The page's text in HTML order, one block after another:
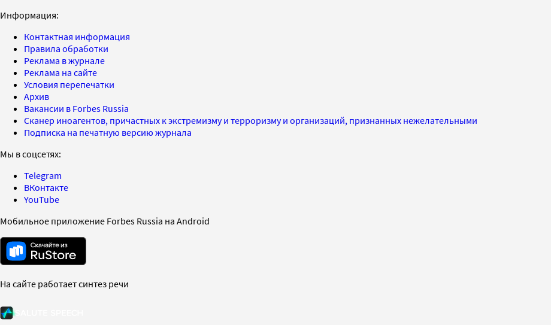
Информация:
Контактная информация
Правила обработки
Реклама в журнале
Реклама на сайте
Условия перепечатки
Архив
Вакансии в Forbes Russia
Сканер иноагентов, причастных к экстремизму и терроризму и организаций, признанных нежелательными
Подписка на печатную версию журнала
Мы в соцсетях:
Telegram
ВКонтакте
YouTube
Мобильное приложение Forbes Russia на Android
На сайте работает синтез речи